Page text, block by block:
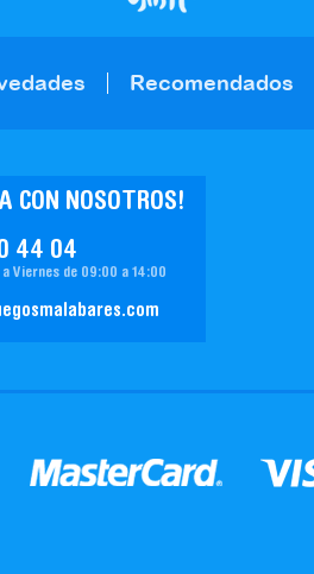
Recomendados
44 04
CON NOSOTROS!
a Viernes de 09:00 a 14:00